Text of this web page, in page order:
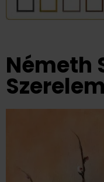
Németh